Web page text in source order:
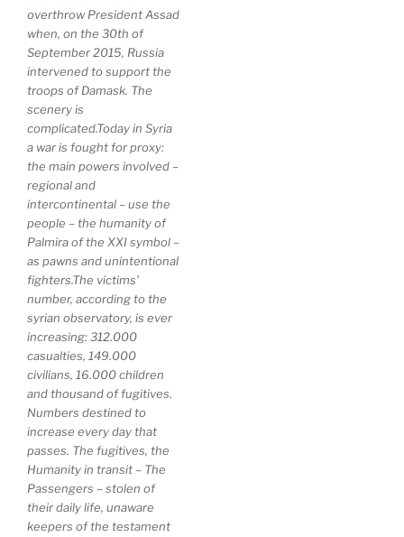
overthrow President Assad
when, on the 30th of
September 2015, Russia
intervened to support the
troops of Damask. The
scenery is
complicated.Today in Syria
a war is fought for proxy:
the main powers involved –
regional and
intercontinental – use the
people – the humanity of
Palmira of the XXI symbol –
as pawns and unintentional
fighters.The victims’
number, according to the
syrian observatory, is ever
increasing: 312.000
casualties, 149.000
civilians, 16.000 children
and thousand of fugitives.
Numbers destined to
increase every day that
passes. The fugitives, the
Humanity in transit – The
Passengers – stolen of
their daily life, unaware
keepers of the testament